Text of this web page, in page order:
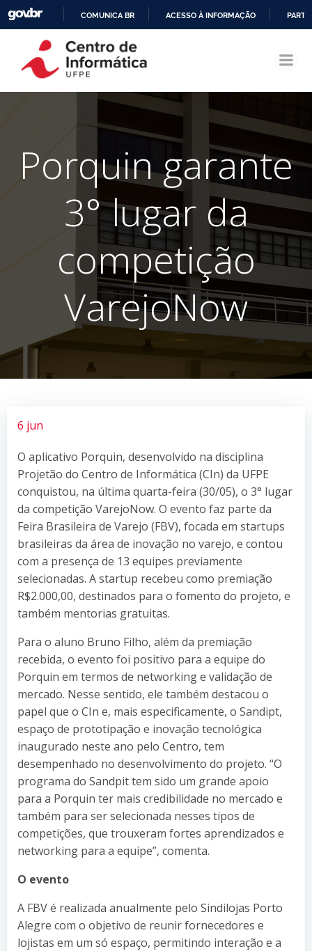
CONTEÚDO
COMUNICA BR ACESSO À INFORMAÇÃO
Porquin garante
3° lugar da
competição
VarejoNow
6 jun
O aplicativo Porquin, desenvolvido na disciplina
Projetão do Centro de Informática (CIn) da UFPE
conquistou, na última quarta-feira (30/05), o 3° lugar
da competição VarejoNow. O evento faz parte da
Feira Brasileira de Varejo (FBV), focada em startups
brasileiras da área de inovação no varejo, e contou
com a presença de 13 equipes previamente
selecionadas. A startup recebeu como premiação
R$2.000,00, destinados para o fomento do projeto, e
também mentorias gratuitas.
Para o aluno Bruno Filho, além da premiação
recebida, o evento foi positivo para a equipe do
Porquin em termos de networking e validação de
mercado. Nesse sentido, ele também destacou o
papel que o CIn e, mais especificamente, o Sandipt,
espaço de prototipação e inovação tecnológica
inaugurado neste ano pelo Centro, tem
desempenhado no desenvolvimento do projeto. “O
programa do Sandpit tem sido um grande apoio
para a Porquin ter mais credibilidade no mercado e
também para ser selecionada nesses tipos de
competições, que trouxeram fortes aprendizados e
networking para a equipe”, comenta.
O evento
A FBV é realizada anualmente pelo Sindilojas Porto
Alegre com o objetivo de reunir fornecedores e
lojistas em um só espaço, permitindo interação e a